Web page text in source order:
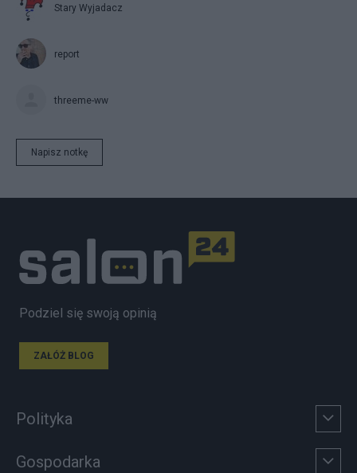
Stary Wyjadacz
report
threeme-ww
Napisz notkę
Podziel się swoją opinią
ZAŁÓŻ BLOG
Polityka
Gospodarka